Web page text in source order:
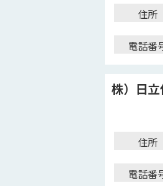
住所
電話番
株）日
住所
電話番